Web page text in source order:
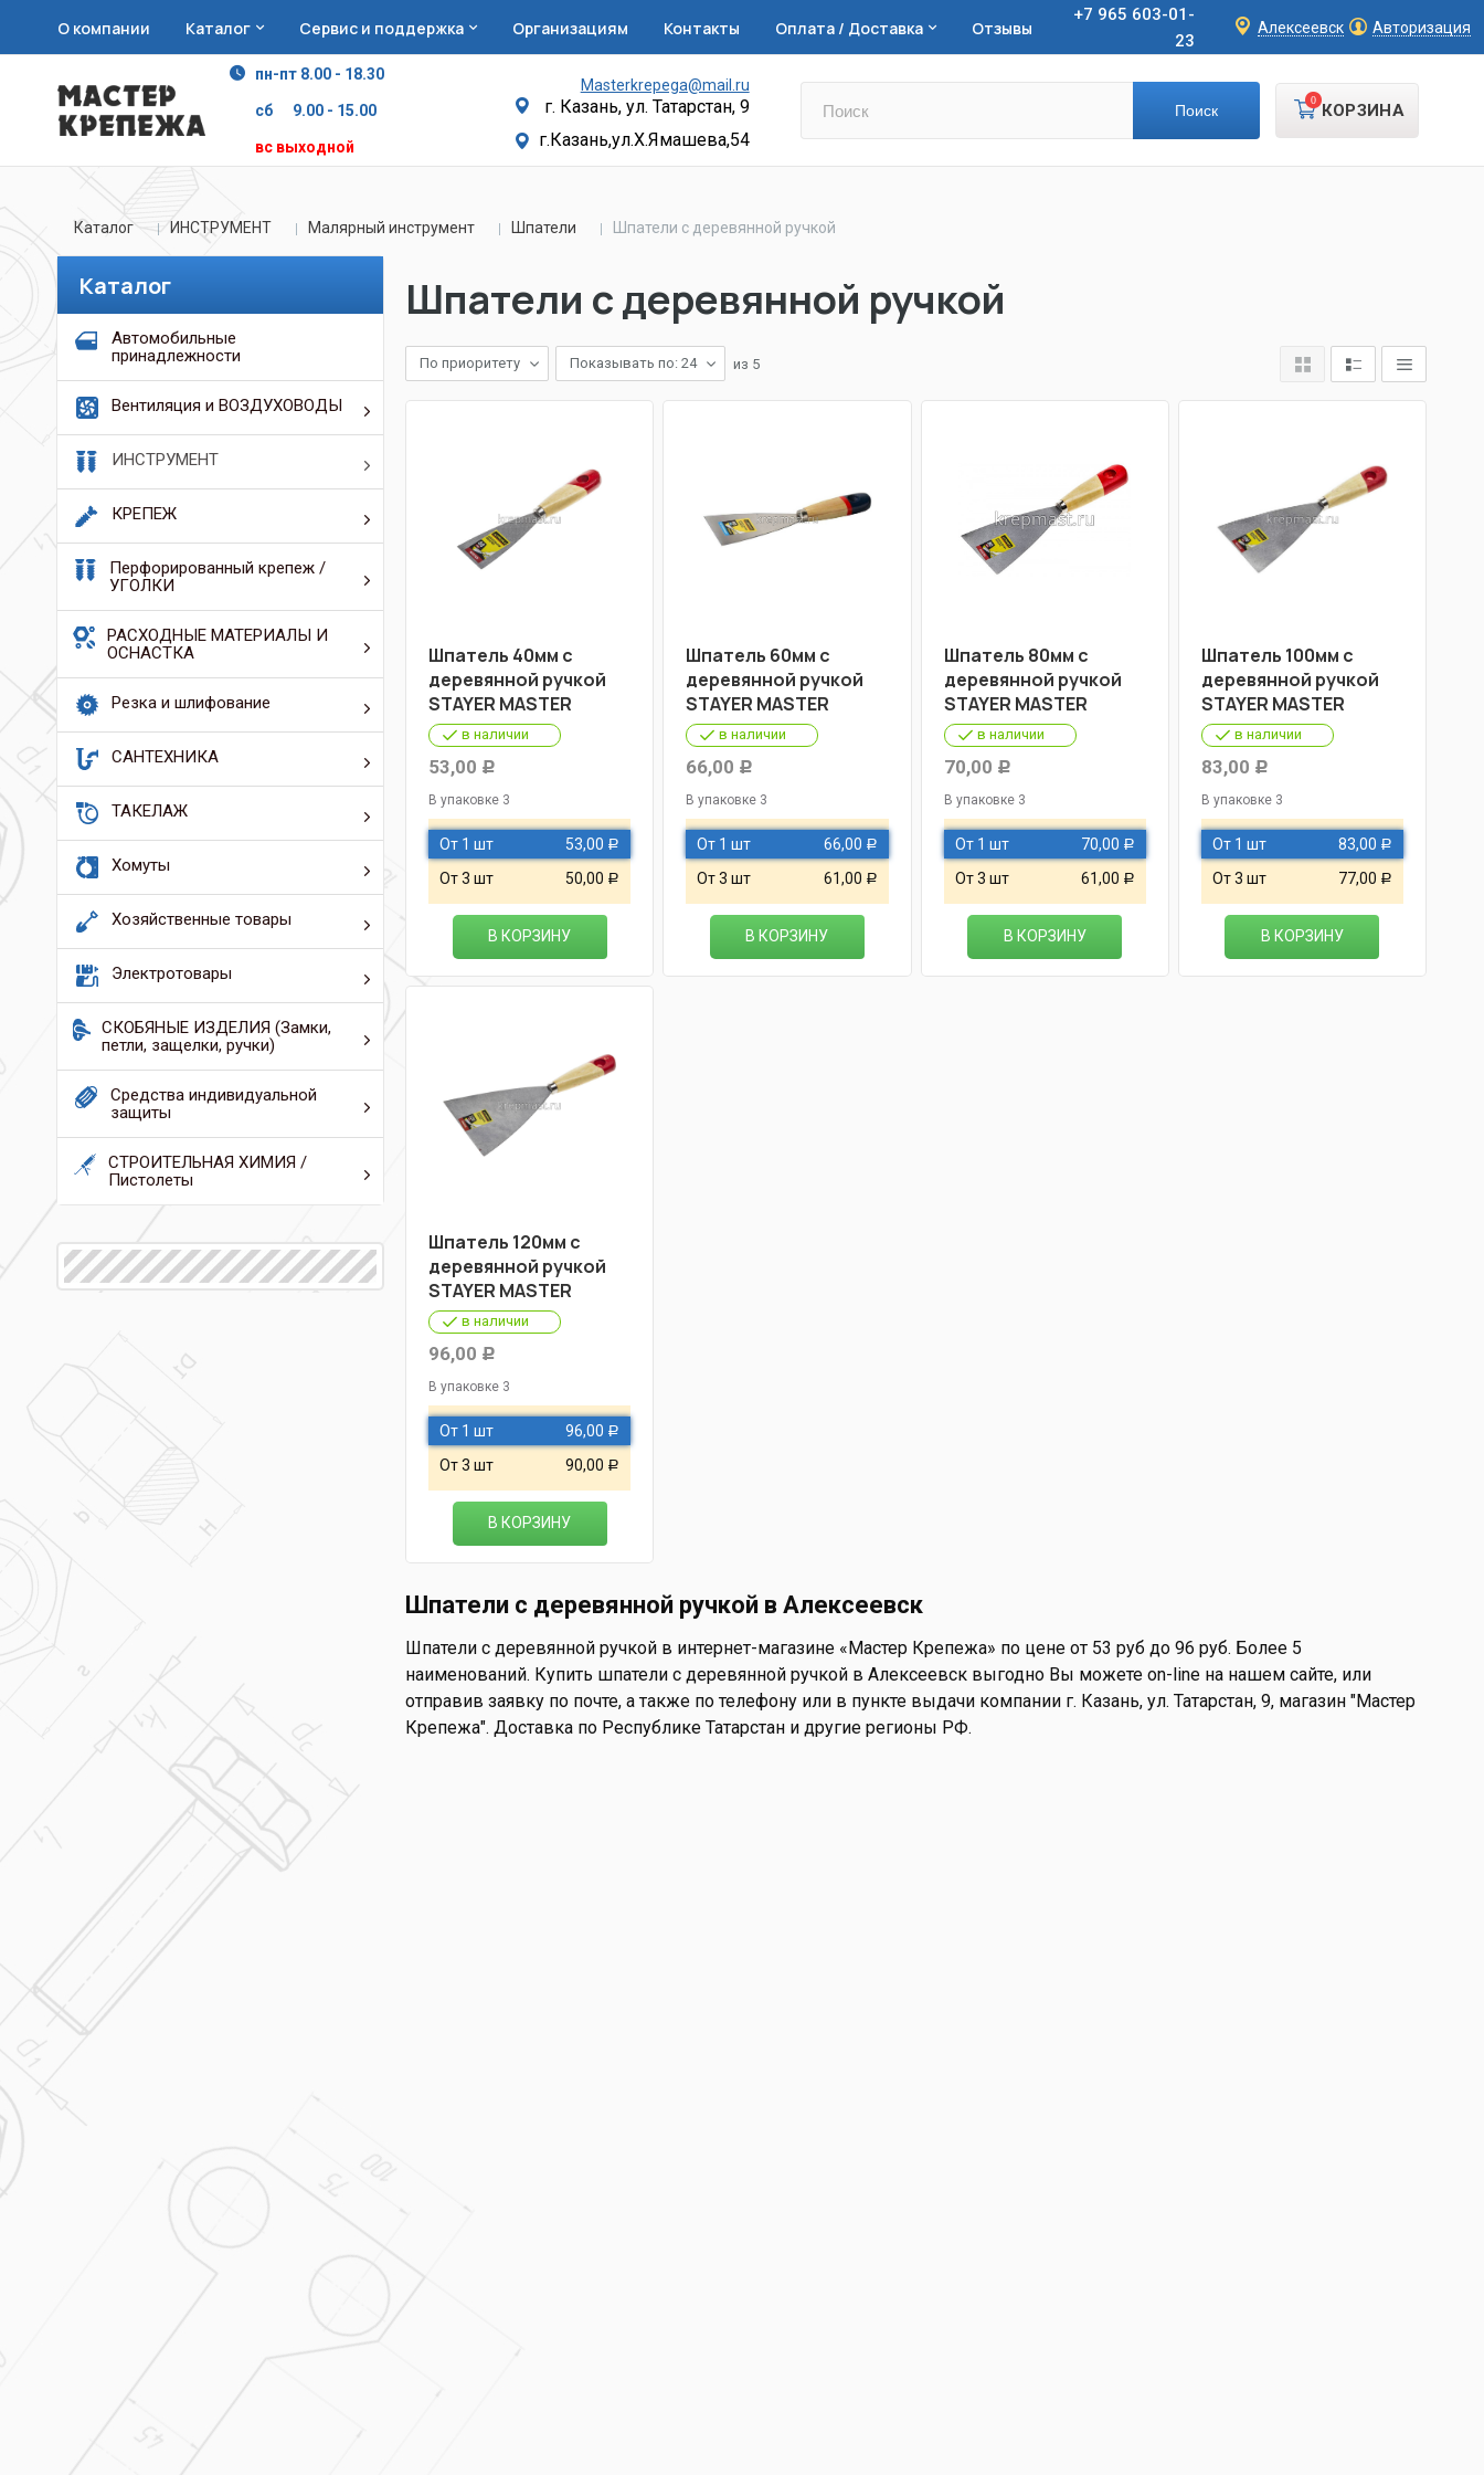
О компании Каталог Сервис и поддержка Организациям Контакты Оплата / Доставка Отзывы
+7 965 603-01-
23
Алексеевск Авторизация
пн-пт 8.00 - 18.30
сб 9.00 - 15.00
вс выходной
Masterkrepega@mail.ru
г. Казань, ул. Татарстан, 9
г.Казань,ул.Х.Ямашева,54
КОРЗИНА
0
Каталог ИНСТРУМЕНТ Малярный инструмент Шпатели Шпатели с деревянной ручкой
Каталог
Автомобильные
принадлежности
Вентиляция и ВОЗДУХОВОДЫ
ИНСТРУМЕНТ
КРЕПЕЖ
Перфорированный крепеж /
УГОЛКИ
РАСХОДНЫЕ МАТЕРИАЛЫ И
ОСНАСТКА
Резка и шлифование
САНТЕХНИКА
ТАКЕЛАЖ
Хомуты
Хозяйственные товары
Электротовары
СКОБЯНЫЕ ИЗДЕЛИЯ (Замки,
петли, защелки, ручки)
Средства индивидуальной
защиты
СТРОИТЕЛЬНАЯ ХИМИЯ /
Пистолеты
Шпатели с деревянной ручкой
По приоритету Показывать по: 24 из 5
Шпатель 40мм с
деревянной ручкой
STAYER MASTER
в наличии
53,00 Р
В упаковке 3
От 1 шт 53,00 Р
От 3 шт 50,00 Р
В КОРЗИНУ
Шпатель 60мм с
деревянной ручкой
STAYER MASTER
в наличии
66,00 Р
В упаковке 3
От 1 шт 66,00 Р
От 3 шт 61,00 Р
В КОРЗИНУ
Шпатель 80мм с
деревянной ручкой
STAYER MASTER
в наличии
70,00 Р
В упаковке 3
От 1 шт 70,00 Р
От 3 шт 61,00 Р
В КОРЗИНУ
Шпатель 100мм с
деревянной ручкой
STAYER MASTER
в наличии
83,00 Р
В упаковке 3
От 1 шт 83,00 Р
От 3 шт 77,00 Р
В КОРЗИНУ
Шпатель 120мм с
деревянной ручкой
STAYER MASTER
в наличии
96,00 Р
В упаковке 3
От 1 шт 96,00 Р
От 3 шт 90,00 Р
В КОРЗИНУ
Шпатели с деревянной ручкой в Алексеевск
Шпатели с деревянной ручкой в интернет-магазине «Мастер Крепежа» по цене от 53 руб до 96 руб. Более 5
наименований. Купить шпатели с деревянной ручкой в Алексеевск выгодно Вы можете on-line на нашем сайте, или
отправив заявку по почте, а также по телефону или в пункте выдачи компании г. Казань, ул. Татарстан, 9, магазин "Мастер
Крепежа". Доставка по Республике Татарстан и другие регионы РФ.